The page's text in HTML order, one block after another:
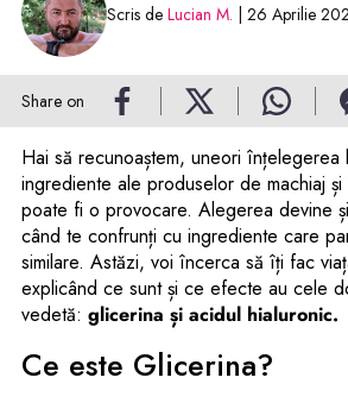
Scris de Lucian M. | 26 Aprilie
Share on
Hai să recunoaștem, uneori înțelegerea
ingrediente ale produselor de machiaj
poate fi o provocare. Alegerea devine
când te confrunți cu ingrediente care
similare. Astăzi, voi încerca să îți fac
explicând ce sunt și ce efecte au cele
vedetă: glicerina și acidul hialuronic.
Ce este Glicerina?